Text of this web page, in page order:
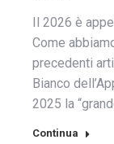
Il 2026 è
Come
precedenti
Bianco
2025 la
Continua